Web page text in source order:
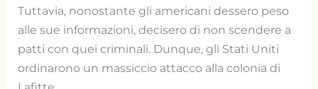
Tuttavia, nonostante gli americani dessero peso
alle sue informazioni, decisero di non scendere a
patti con quei criminali. Dunque, gli Stati Uniti
ordinarono un massiccio attacco alla colonia di